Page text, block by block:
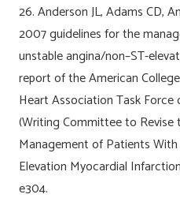
26. Anderson JL, Adams CD,
2007 guidelines for the
unstable angina/non–ST-
report of the American
Heart Association Task Force
(Writing Committee to
Management of Patients
Elevation Myocardial
e304.